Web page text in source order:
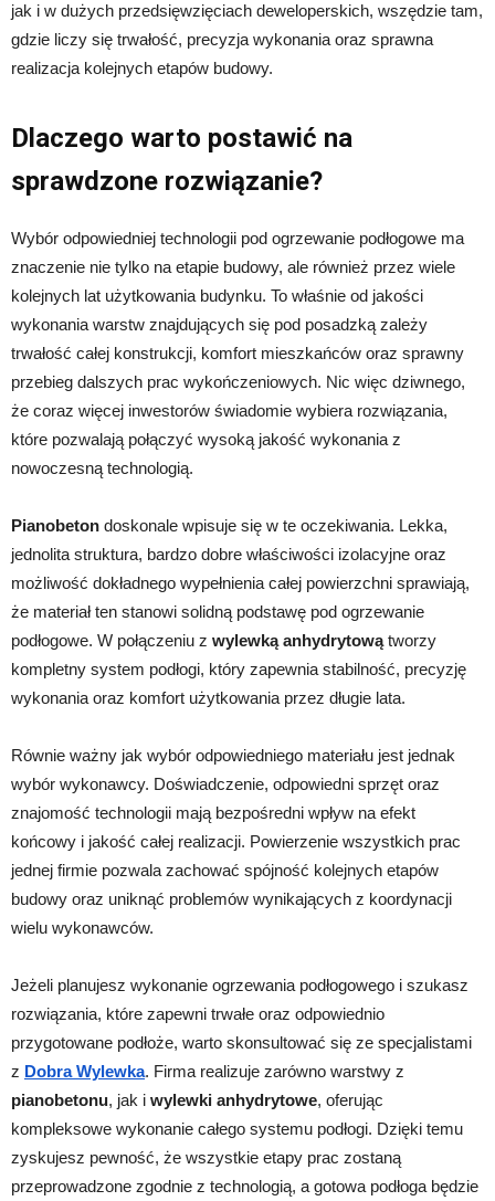
jak i w dużych przedsięwzięciach deweloperskich, wszędzie tam,
gdzie liczy się trwałość, precyzja wykonania oraz sprawna
realizacja kolejnych etapów budowy.
Dlaczego warto postawić na
sprawdzone rozwiązanie?
Wybór odpowiedniej technologii pod ogrzewanie podłogowe ma
znaczenie nie tylko na etapie budowy, ale również przez wiele
kolejnych lat użytkowania budynku. To właśnie od jakości
wykonania warstw znajdujących się pod posadzką zależy
trwałość całej konstrukcji, komfort mieszkańców oraz sprawny
przebieg dalszych prac wykończeniowych. Nic więc dziwnego,
że coraz więcej inwestorów świadomie wybiera rozwiązania,
które pozwalają połączyć wysoką jakość wykonania z
nowoczesną technologią.
Pianobeton doskonale wpisuje się w te oczekiwania. Lekka,
jednolita struktura, bardzo dobre właściwości izolacyjne oraz
możliwość dokładnego wypełnienia całej powierzchni sprawiają,
że materiał ten stanowi solidną podstawę pod ogrzewanie
podłogowe. W połączeniu z wylewką anhydrytowątworzy
kompletny system podłogi, który zapewnia stabilność, precyzję
wykonania oraz komfort użytkowania przez długie lata.
Równie ważny jak wybór odpowiedniego materiału jest jednak
wybór wykonawcy. Doświadczenie, odpowiedni sprzęt oraz
znajomość technologii mają bezpośredni wpływ na efekt
końcowy i jakość całej realizacji. Powierzenie wszystkich prac
jednej firmie pozwala zachować spójność kolejnych etapów
budowy oraz uniknąć problemów wynikających z koordynacji
wielu wykonawców.
Jeżeli planujesz wykonanie ogrzewania podłogowego i szukasz
rozwiązania, które zapewni trwałe oraz odpowiednio
przygotowane podłoże, warto skonsultować się ze specjalistami
z Dobra Wylewka. Firma realizuje zarówno warstwy z
pianobetonu, jak i wylewki anhydrytowe, oferując
kompleksowe wykonanie całego systemu podłogi. Dzięki temu
zyskujesz pewność, że wszystkie etapy prac zostaną
przeprowadzone zgodnie z technologią, a gotowa podłoga będzie